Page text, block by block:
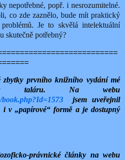
nepotřebné, popř. i nesrozumitelné.
co zde zaznělo, bude mít praktický
Je to skvělá intelektuální
skutečně potřebný?
prvního knižního vydání mé
taláru. Na webu
book.php?Id=1573 jsem uveřejnil
v „papírové“ formě a je dostupný
právnické články na webu